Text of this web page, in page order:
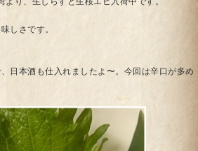
しさです。
日本酒も仕入れましたよ〜。今回は辛口が多め